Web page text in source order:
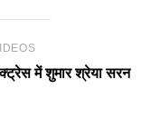
में शुमार श्रेया सरन